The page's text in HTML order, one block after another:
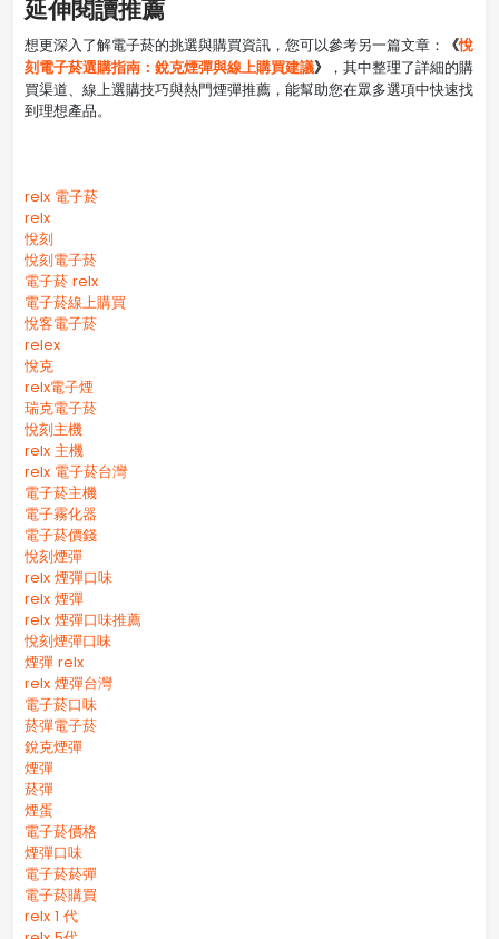
延伸閱讀推薦
想更深入了解電子菸的挑選與購買資訊，您可以參考另一篇文章： 《悅
刻電子菸選購指南：銳克煙彈與線上購買建議》
，其中整理了詳細的購
買渠道、線上選購技巧與熱門煙彈推薦，能幫助您在眾多選項中快速找
到理想產品。
relx 電子菸
relx
悅刻
悅刻電子菸
電子菸 relx
電子菸線上購買
悅客電子菸
relex
悅克
relx電子煙
瑞克電子菸
悅刻主機
relx 主機
relx 電子菸台灣
電子菸主機
電子霧化器
電子菸價錢
悅刻煙彈
relx 煙彈口味
relx 煙彈
relx 煙彈口味推薦
悅刻煙彈口味
煙彈 relx
relx 煙彈台灣
電子菸口味
菸彈電子菸
銳克煙彈
煙彈
菸彈
煙蛋
電子菸價格
煙彈口味
電子菸菸彈
電子菸購買
relx 1 代